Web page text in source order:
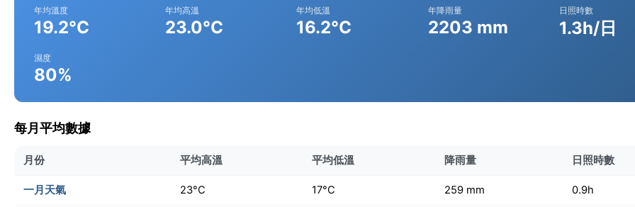
年均溫度
19.2°C
年均高溫
23.0°C
年均低溫
16.2°C
年降雨量
2203 mm
日照時數
1.3h/日
濕度
80%
每月平均數據
月份 平均高溫 平均低溫 降雨量 日照時數
一月天氣 23°C 17°C 259 mm 0.9h